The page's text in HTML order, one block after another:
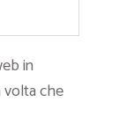
in
che